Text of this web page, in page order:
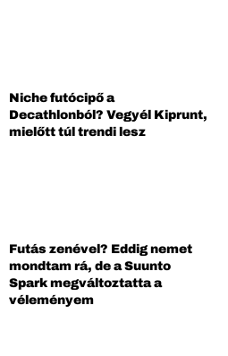
Niche futócipő a
Decathlonból? Vegyél Kiprunt,
mielőtt túl trendi lesz
Futás zenével? Eddig nemet
mondtam rá, de a Suunto
Spark megváltoztatta a
véleményem